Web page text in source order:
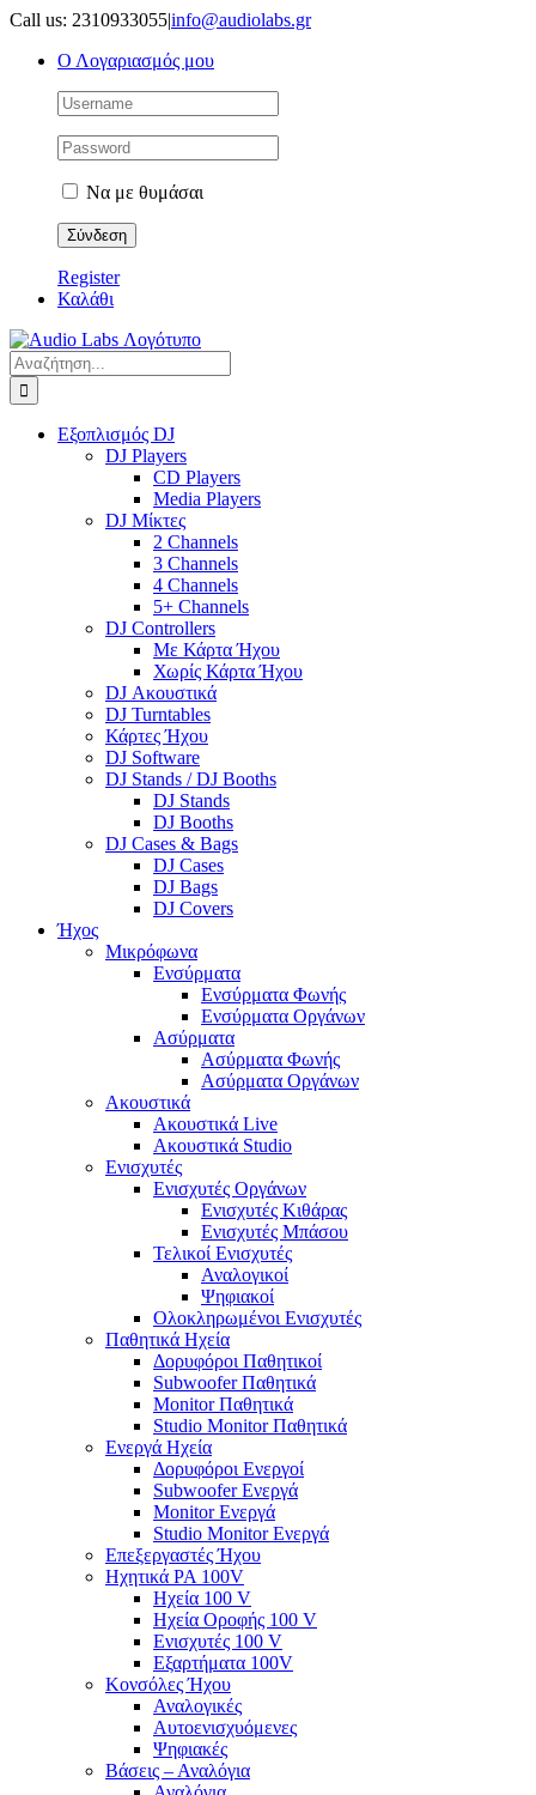
Μετάβαση
περιεχόμενο
Call us: 2310933055|info@audiolabs.gr
Ο Λογαριασμός μου
Να με θυμάσαι
Register
Καλάθι
Αναζήτηση
για:
Εξοπλισμός DJ
DJ Players
CD Players
Media Players
DJ Μίκτες
2 Channels
3 Channels
4 Channels
5+ Channels
DJ Controllers
Με Κάρτα Ήχου
Χωρίς Κάρτα Ήχου
DJ Ακουστικά
DJ Turntables
Κάρτες Ήχου
DJ Software
DJ Stands / DJ Booths
DJ Stands
DJ Booths
DJ Cases & Bags
DJ Cases
DJ Bags
DJ Covers
Ήχος
Μικρόφωνα
Ενσύρματα
Ενσύρματα Φωνής
Ενσύρματα Οργάνων
Ασύρματα
Ασύρματα Φωνής
Ασύρματα Οργάνων
Ακουστικά
Ακουστικά Live
Ακουστικά Studio
Ενισχυτές
Ενισχυτές Οργάνων
Ενισχυτές Κιθάρας
Ενισχυτές Μπάσου
Τελικοί Ενισχυτές
Αναλογικοί
Ψηφιακοί
Ολοκληρωμένοι Ενισχυτές
Παθητικά Ηχεία
Δορυφόροι Παθητικοί
Subwoofer Παθητικά
Monitor Παθητικά
Studio Monitor Παθητικά
Ενεργά Ηχεία
Δορυφόροι Ενεργοί
Subwoofer Ενεργά
Monitor Ενεργά
Studio Monitor Ενεργά
Επεξεργαστές Ήχου
Ηχητικά PA 100V
Ηχεία 100 V
Ηχεία Οροφής 100 V
Ενισχυτές 100 V
Εξαρτήματα 100V
Κονσόλες Ήχου
Αναλογικές
Αυτοενισχυόμενες
Ψηφιακές
Βάσεις – Αναλόγια